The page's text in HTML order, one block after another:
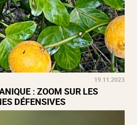
19.11.2023
: ZOOM SUR LES
DÉFENSIVES